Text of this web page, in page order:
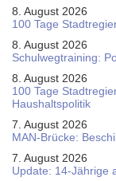
8. August 2026
100 Tage
8. August 2026
Schul­weg­trai­ning:
8. August 2026
100 Tage
Haushaltspolitik
7. August 2026
MAN-Brücke:
7. August 2026
Update: 14-Jährige